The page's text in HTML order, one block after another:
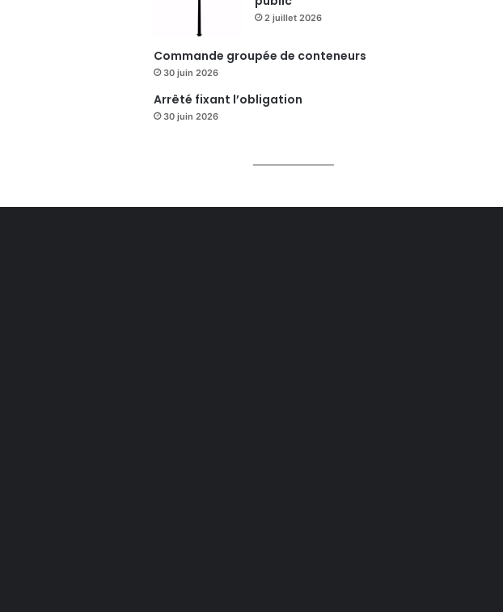
2 juillet 2026
Commande groupée de conteneurs
30 juin 2026
Arrêté fixant l’obligation
30 juin 2026